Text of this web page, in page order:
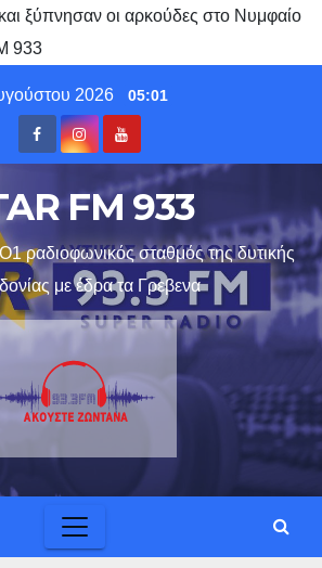
ξύπνησαν οι αρκούδες στο Νυμφαίο
933
2026 05:01
FM 933
ραδιοφωνικός σταθμός της δυτικής
με έδρα τα Γρεβενα